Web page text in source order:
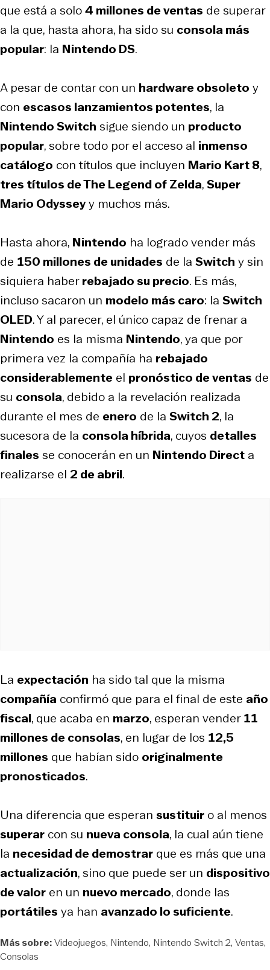
que está a solo4 millones de ventas de superar
a la que, hasta ahora, ha sido su consola más
popular: la Nintendo DS.
A pesar de contar con un hardware obsoleto y
con escasos lanzamientos potentes, la
Nintendo Switch sigue siendo un producto
popular, sobre todo por el acceso al inmenso
catálogo con títulos que incluyen Mario Kart 8,
tres títulos de The Legend of Zelda,Super
Mario Odysseyy muchos más.
Hasta ahora, Nintendo ha logrado vender más
de 150 millones de unidades de la Switch y sin
siquiera haberrebajado su precio. Es más,
incluso sacaron un modelo más caro: la Switch
OLED. Y al parecer, el único capaz de frenar a
Nintendo es la misma Nintendo, ya que por
primera vez la compañía ha rebajado
considerablemente el pronóstico de ventas de
su consola, debido a la revelación realizada
durante el mes de enero de la Switch 2, la
sucesora de la consola híbrida, cuyos detalles
finales se conocerán en un Nintendo Direct a
realizarse el 2 de abril.
La expectación ha sido tal que la misma
compañía confirmó que para el final de este año
fiscal, que acaba en marzo, esperan vender11
millones de consolas, en lugar de los 12,5
millones que habían sido originalmente
pronosticados.
Una diferencia que esperan sustituir o al menos
superar con su nueva consola, la cual aún tiene
la necesidad de demostrar que es más que una
actualización, sino que puede ser un dispositivo
de valor en un nuevo mercado, donde las
portátiles ya han avanzado lo suficiente.
Más sobre:Videojuegos Nintendo Nintendo Switch 2 Ventas
Consolas